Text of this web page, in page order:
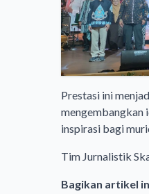
Prestasi ini
mengembangkan
inspirasi bagi
Tim Jurnalistik
Bagikan artikel